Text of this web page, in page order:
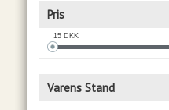
Pris
15DKK
Varens Stand